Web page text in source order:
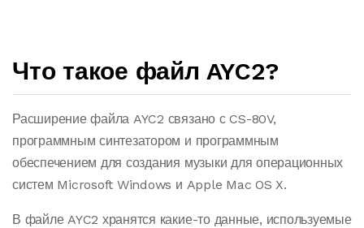
Что такое файл AYC2?
Расширение файла AYC2 связано с CS-80V,
программным синтезатором и программным
обеспечением для создания музыки для операционных
систем Microsoft Windows и Apple Mac OS X.
В файле AYC2 хранятся какие-то данные, используемые